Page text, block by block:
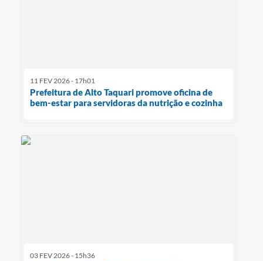
11 FEV 2026 - 17h01
Prefeitura de Alto Taquari promove oficina de
bem-estar para servidoras da nutrição e cozinha
03 FEV 2026 - 15h36